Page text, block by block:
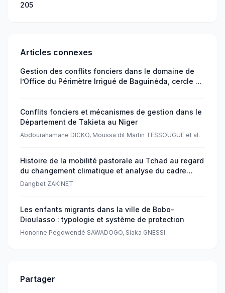
205
Articles connexes
Gestion des conflits fonciers dans le domaine de
l’Office du Périmètre Irrigué de Baguinéda, cercle de
Conflits fonciers et mécanismes de gestion dans le
Département de Takieta au Niger
Abdourahamane DICKO, Moussa dit Martin TESSOUGUE et al.
Histoire de la mobilité pastorale au Tchad au regard
du changement climatique et analyse du cadre
juridique depuis la loi de 1959
Dangbet ZAKINET
Les enfants migrants dans la ville de Bobo-
Dioulasso : typologie et système de protection
Honorine Pegdwendé SAWADOGO, Siaka GNESSI
Partager